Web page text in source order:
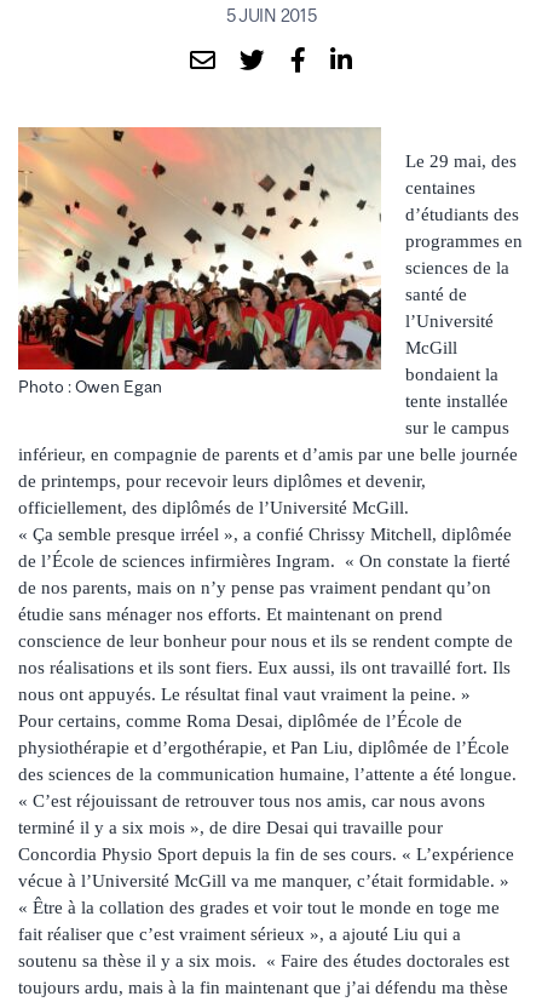
5 JUIN 2015
Photo : Owen Egan
Le 29 mai, des
centaines
d’étudiants des
programmes en
sciences de la
santé de
l’Université
McGill
bondaient la
tente installée
sur le campus
inférieur, en compagnie de parents et d’amis par une belle journée
de printemps, pour recevoir leurs diplômes et devenir,
officiellement, des diplômés de l’Université McGill.
« Ça semble presque irréel », a confié Chrissy Mitchell, diplômée
de l’École de sciences infirmières Ingram. « On constate la fierté
de nos parents, mais on n’y pense pas vraiment pendant qu’on
étudie sans ménager nos efforts. Et maintenant on prend
conscience de leur bonheur pour nous et ils se rendent compte de
nos réalisations et ils sont fiers. Eux aussi, ils ont travaillé fort. Ils
nous ont appuyés. Le résultat final vaut vraiment la peine. »
Pour certains, comme Roma Desai, diplômée de l’École de
physiothérapie et d’ergothérapie, et Pan Liu, diplômée de l’École
des sciences de la communication humaine, l’attente a été longue.
« C’est réjouissant de retrouver tous nos amis, car nous avons
terminé il y a six mois », de dire Desai qui travaille pour
Concordia Physio Sport depuis la fin de ses cours. « L’expérience
vécue à l’Université McGill va me manquer, c’était formidable. »
« Être à la collation des grades et voir tout le monde en toge me
fait réaliser que c’est vraiment sérieux », a ajouté Liu qui a
soutenu sa thèse il y a six mois. « Faire des études doctorales est
toujours ardu, mais à la fin maintenant que j’ai défendu ma thèse